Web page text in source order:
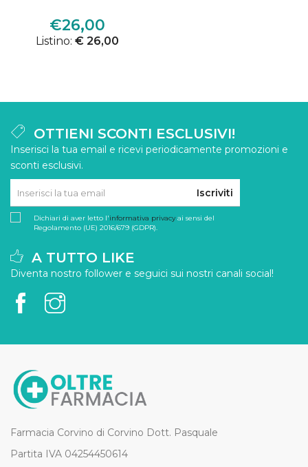
€26,00
Listino: € 26,00
OTTIENI SCONTI ESCLUSIVI!
Inserisci la tua email e ricevi periodicamente promozioni e
sconti esclusivi.
Iscriviti
Dichiari di aver letto l'informativa privacyai sensi del
Regolamento (UE) 2016/679 (GDPR).
A TUTTO LIKE
Diventa nostro follower e seguici sui nostri canali social!
Farmacia Corvino di Corvino Dott. Pasquale
Partita IVA 04254450614